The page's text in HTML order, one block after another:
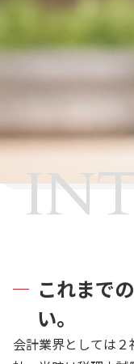
これまで
い。
会計業界としては２